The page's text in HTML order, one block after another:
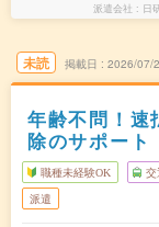
派遣会社 日
未読 掲載日 2026/07/
年齢不問！速
除のサポート
職種未経験OK 交
派遣